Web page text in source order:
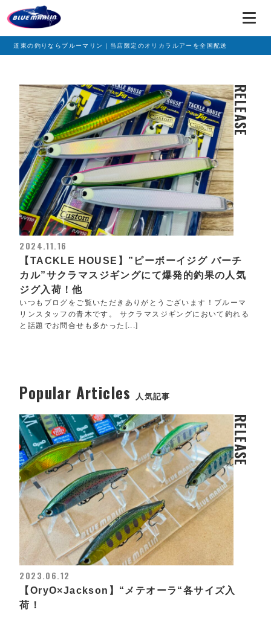
道東の釣りならブルーマリン｜当店限定のオリカラルアーを全国配送
RELEASE
2024.11.16
【TACKLE HOUSE】”ピーボーイジグ バーチ
カル”サクラマスジギングにて爆発的釣果の人気
ジグ入荷！他
いつもブログをご覧いただきありがとうございます！ブルーマ
リンスタッフの青木です。 サクラマスジギングにおいて釣れる
と話題でお問合せも多かった[...]
Popular Articles 人気記事
RELEASE
2023.06.12
【OryO×Jackson】“メテオーラ“各サイズ入
荷！